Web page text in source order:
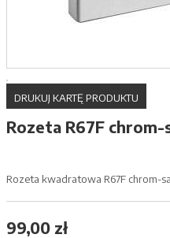
DRUKUJ KARTĘ PRODUKTU
Rozeta R67F chrom-
Rozeta kwadratowa R67F chrom-
99,00 zł